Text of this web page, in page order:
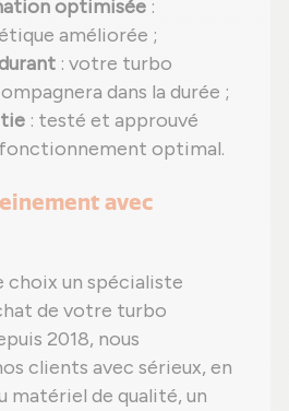
optimisée :
améliorée ;
: votre turbo
dans la durée ;
: testé et approuvé
optimal.
avec
choix un spécialiste
de votre turbo
2018, nous
clients avec sérieux, en
matériel de qualité, un